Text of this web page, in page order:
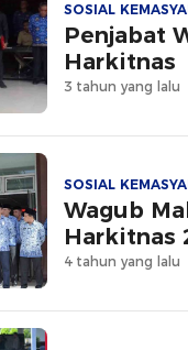
SOSIAL
Penjabat
Harkitnas
3 tahun yang lalu
SOSIAL
Wagub
Harkitnas
4 tahun yang lalu